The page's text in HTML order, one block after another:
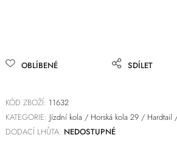
OBLÍBENÉ SDÍLET
KÓD ZBOŽÍ: 11632
KATEGORIE: Jízdní kola/ Horská kola 29/ Hardtail
DODACÍ LHŮTA: NEDOSTUPNÉ